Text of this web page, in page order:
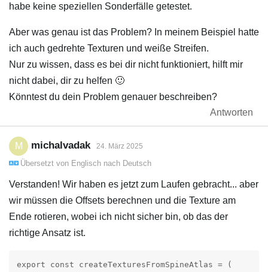
habe keine speziellen Sonderfälle getestet.
Aber was genau ist das Problem? In meinem Beispiel hatte
ich auch gedrehte Texturen und weiße Streifen.
Nur zu wissen, dass es bei dir nicht funktioniert, hilft mir
nicht dabei, dir zu helfen 🙂
Könntest du dein Problem genauer beschreiben?
Antworten
M michalvadak 24. März 2025
Übersetzt von Englisch nach Deutsch
Verstanden! Wir haben es jetzt zum Laufen gebracht... aber
wir müssen die Offsets berechnen und die Texture am
Ende rotieren, wobei ich nicht sicher bin, ob das der
richtige Ansatz ist.
export const createTexturesFromSpineAtlas = (